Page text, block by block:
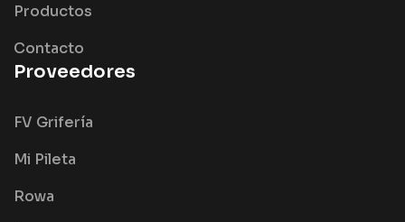
Productos
Contacto
Proveedores
FV Grifería
Mi Pileta
Rowa